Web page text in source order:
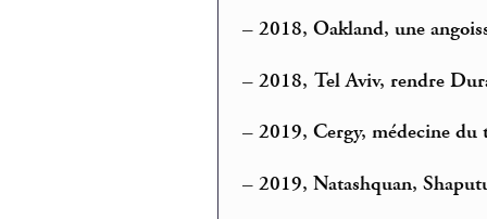
– 2018, Oakland, une
– 2018, Tel Aviv, rendre
– 2019, Cergy, médecine
– 2019, Natashquan,